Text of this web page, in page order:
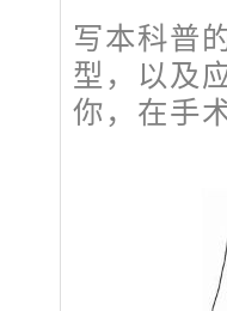
写本科普
型，以及
你，在手